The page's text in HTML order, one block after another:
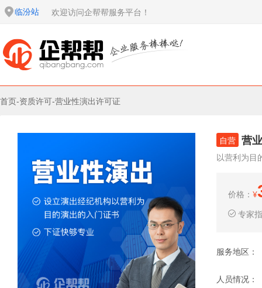
临汾站 欢迎访问企帮帮服务平台！
首页-资质许可-营业性演出许可证
自营 营
以营利为目
价格： ¥
专家
服务地区：
人员情况：